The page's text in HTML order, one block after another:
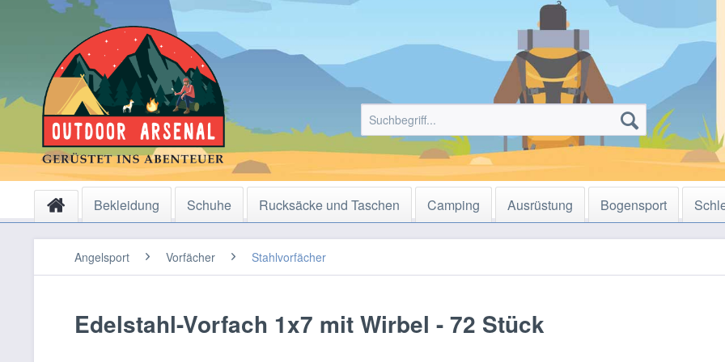
Bekleidung Schuhe Rucksäcke und Taschen Camping Ausrüstung Bogensport
Angelsport Vorfächer Stahlvorfächer
Edelstahl-Vorfach 1x7 mit Wirbel - 72 Stück